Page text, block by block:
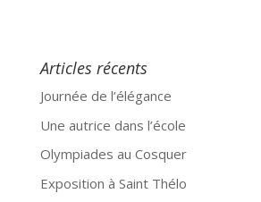
Articles récents
Journée de l’élégance
Une autrice dans l’école
Olympiades au Cosquer
Exposition à Saint Thélo